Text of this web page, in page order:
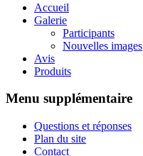
Accueil
Galerie
Participants
Nouvelles images
Avis
Produits
Menu supplémentaire
Questions et réponses
Plan du site
Contact